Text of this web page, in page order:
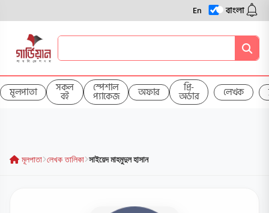
En বাংলা
মূলপাতা সকল
বই
স্পেশাল
প্যাকেজ অফার প্রি-
অর্ডার লেখক
মূলপাতা লেখক তালিকা সাইয়েদ মাহমুদুল হাসান